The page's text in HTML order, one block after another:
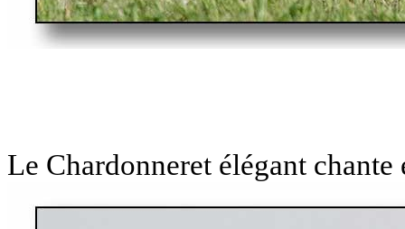
Le Chardonneret élégant